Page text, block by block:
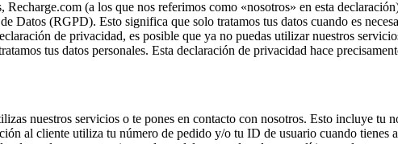
(a los que nos referimos como «nosotros» en esta
Datos (RGPD). Esto significa que solo tratamos tus datos cuando es
de privacidad, es posible que ya no puedas utilizar nuestros
tus datos personales. Esta declaración de privacidad hace
nuestros servicios o te pones en contacto con nosotros. Esto incluye
al cliente utiliza tu número de pedido y/o tu ID de usuario cuando tienes